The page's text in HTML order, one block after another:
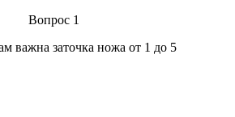
Вопрос 1
важна заточка ножа от 1 до 5